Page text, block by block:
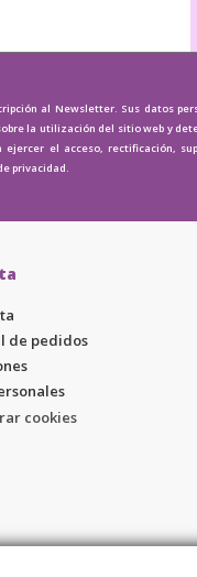
al Newsletter. Sus datos
la utilización del sitio web y
el acceso, rectificación,
privacidad.
de pedidos
cookies